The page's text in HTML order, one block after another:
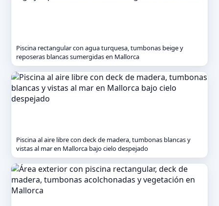
Piscina rectangular con agua turquesa, tumbonas beige y
reposeras blancas sumergidas en Mallorca
Piscina al aire libre con deck de madera, tumbonas blancas y
vistas al mar en Mallorca bajo cielo despejado